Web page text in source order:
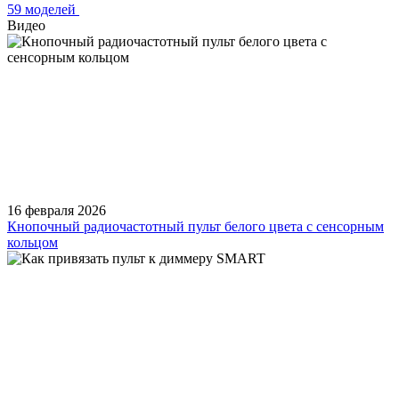
59 моделей
Видео
16 февраля 2026
Кнопочный радиочастотный пульт белого цвета с сенсорным
кольцом